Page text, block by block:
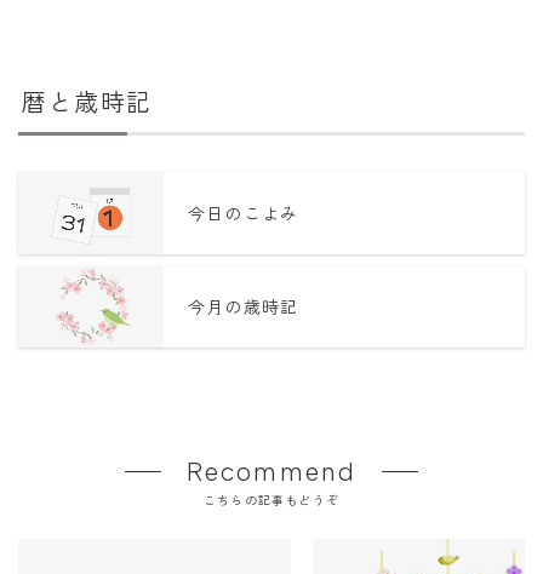
暦と歳時記
今日のこよみ
今月の歳時記
Recommend
こちらの記事もどうぞ